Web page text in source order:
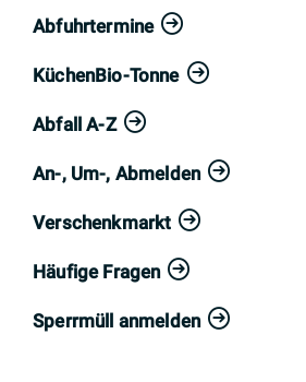
Abfuhrtermine
KüchenBio-Tonne
Abfall A-Z
An-, Um-, Abmelden
Verschenkmarkt
Häufige Fragen
Sperrmüll anmelden